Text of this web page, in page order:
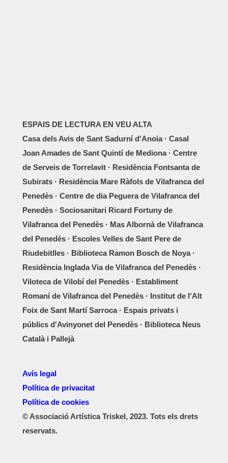
ESPAIS DE LECTURA EN VEU ALTA
Casa dels Avis de Sant Sadurní d'Anoia · Casal
Joan Amades de Sant Quintí de Mediona · Centre
de Serveis de Torrelavit · Residència Fontsanta de
Subirats · Residència Mare Ràfols de Vilafranca del
Penedès · Centre de dia Peguera de Vilafranca del
Penedès · Sociosanitari Ricard Fortuny de
Vilafranca del Penedès · Mas Albornà de Vilafranca
del Penedès · Escoles Velles de Sant Pere de
Riudebitlles · Biblioteca Ramon Bosch de Noya ·
Residència Inglada Via de Vilafranca del Penedès ·
Viloteca de Vilobí del Penedès · Establiment
Romaní de Vilafranca del Penedès · Institut de l'Alt
Foix de Sant Martí Sarroca · Espais privats i
públics d'Avinyonet del Penedès · Biblioteca Neus
Català i Pallejà
Avís legal
Política de privacitat
Política de cookies
© Associació Artística Triskel, 2023. Tots els drets
reservats.